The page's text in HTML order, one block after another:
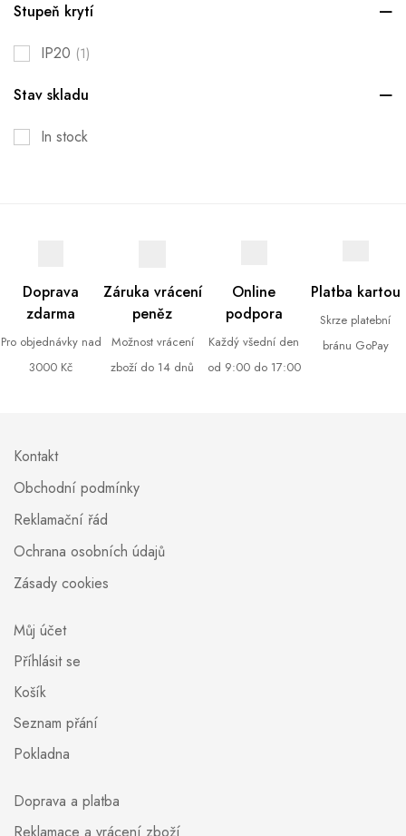
Stupeň krytí
IP20 (1)
Stav skladu
In stock
Doprava
zdarma
Pro objednávky nad
3000 Kč
Záruka vrácení
peněz
Možnost vrácení
zboží do 14 dnů
Online
podpora
Každý všední den
od 9:00 do 17:00
Platba kartou
Skrze platební
bránu GoPay
Kontakt
Obchodní podmínky
Reklamační řád
Ochrana osobních údajů
Zásady cookies
Můj účet
Příhlásit se
Košík
Seznam přání
Pokladna
Doprava a platba